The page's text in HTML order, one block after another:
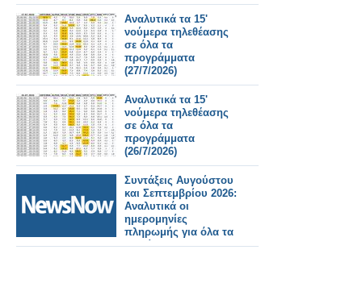
Αναλυτικά τα 15'
νούμερα τηλεθέασης
σε όλα τα
προγράμματα
(27/7/2026)
Αναλυτικά τα 15'
νούμερα τηλεθέασης
σε όλα τα
προγράμματα
(26/7/2026)
Συντάξεις Αυγούστου
και Σεπτεμβρίου 2026:
Αναλυτικά οι
ημερομηνίες
πληρωμής για όλα τα
Ταμεία.